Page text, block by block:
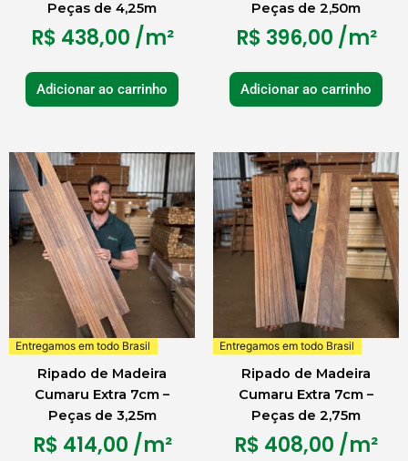
Peças de 4,25m
R$ 438,00 /m²
Adicionar ao carrinho
Peças de 2,50m
R$ 396,00 /m²
Adicionar ao carrinho
Entregamos em todo Brasil
Ripado de Madeira
Cumaru Extra 7cm –
Peças de 3,25m
R$ 414,00 /m²
Entregamos em todo Brasil
Ripado de Madeira
Cumaru Extra 7cm –
Peças de 2,75m
R$ 408,00 /m²